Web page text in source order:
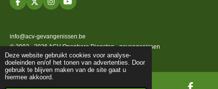
Deze website gebruikt cookies voor analyse-
doeleinden en/of het tonen van advertenties. Door
gebruik te blijven maken van de site gaat u
hiermee akkoord.
F
a
b
o
o
k
X
I
n
a
g
r
a
m
Y
o
u
b
e
info@acv-gevangenissen.be
© 2002 - 2026 ACV Openbare Diensten - gevangenissen
Powered byJouwWeb